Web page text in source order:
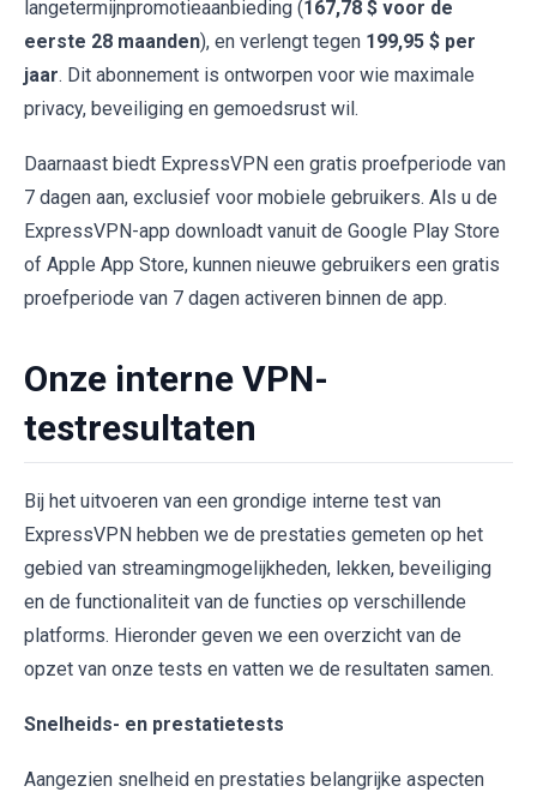
langetermijnpromotieaanbieding (167,78 $ voor de
eerste 28 maanden), en verlengt tegen 199,95 $ per
jaar. Dit abonnement is ontworpen voor wie maximale
privacy, beveiliging en gemoedsrust wil.
Daarnaast biedt ExpressVPN een gratis proefperiode van
7 dagen aan, exclusief voor mobiele gebruikers. Als u de
ExpressVPN-app downloadt vanuit de Google Play Store
of Apple App Store, kunnen nieuwe gebruikers een gratis
proefperiode van 7 dagen activeren binnen de app.
Onze interne VPN-
testresultaten
Bij het uitvoeren van een grondige interne test van
ExpressVPN hebben we de prestaties gemeten op het
gebied van streamingmogelijkheden, lekken, beveiliging
en de functionaliteit van de functies op verschillende
platforms. Hieronder geven we een overzicht van de
opzet van onze tests en vatten we de resultaten samen.
Snelheids- en prestatietests
Aangezien snelheid en prestaties belangrijke aspecten